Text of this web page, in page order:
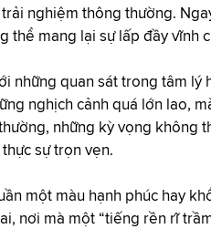
nghiệm thông thường.
thể mang lại sự lấp đầy vĩnh
những quan sát trong tâm lý
nghịch cảnh quá lớn lao,
những kỳ vọng không
sự trọn vẹn.
một màu hạnh phúc hay
nơi mà một “tiếng rền rĩ